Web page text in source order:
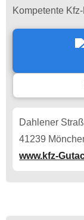
Kompetente
Dahlener
41239
www.kfz-